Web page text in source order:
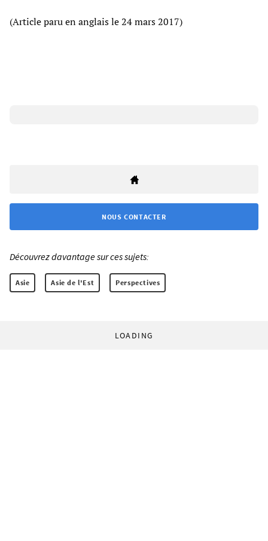
(Article paru en anglais le 24 mars 2017)
NOUS CONTACTER
Découvrez davantage sur ces sujets:
Asie Asie de l'Est Perspectives
LOADING